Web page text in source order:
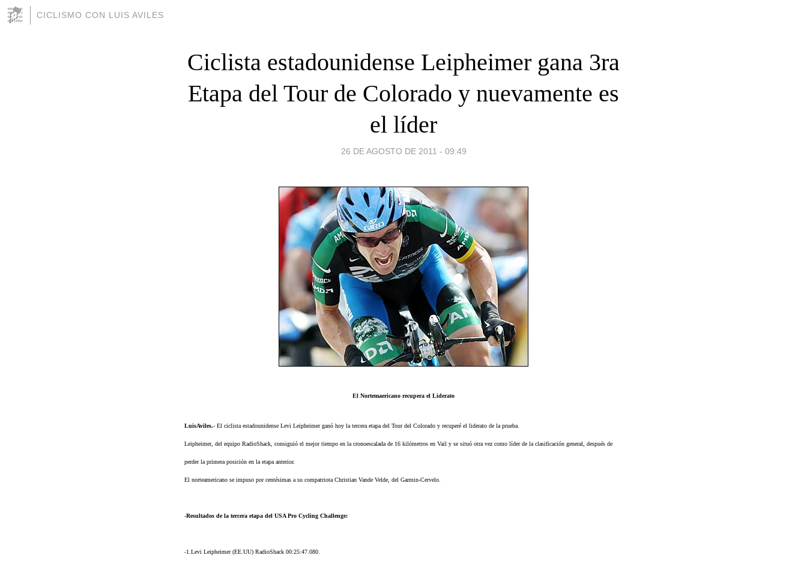
CICLISMO CON LUIS AVILES
Ciclista estadounidense Leipheimer gana 3ra
Etapa del Tour de Colorado y nuevamente es
el líder
26 DE AGOSTO DE 2011 - 09:49
El Nortemaericano recupera el Liderato
LuisAviles.- El ciclista estadounidense Levi Leipheimer ganó hoy la tercera etapa del Tour del Colorado y recuperé el liderato de la prueba.
Leipheimer, del equipo RadioShack, consiguió el mejor tiempo en la cronoescalada de 16 kilómetros en Vail y se situó otra vez como líder de la clasificación general, después de
perder la primera posición en la etapa anterior.
El norteamericano se impuso por centésimas a su compatriota Christian Vande Velde, del Garmin-Cervelo.
-Resultados de la tercera etapa del USA Pro Cycling Challenge:
-1.Levi Leipheimer (EE.UU) RadioShack 00:25:47.080.